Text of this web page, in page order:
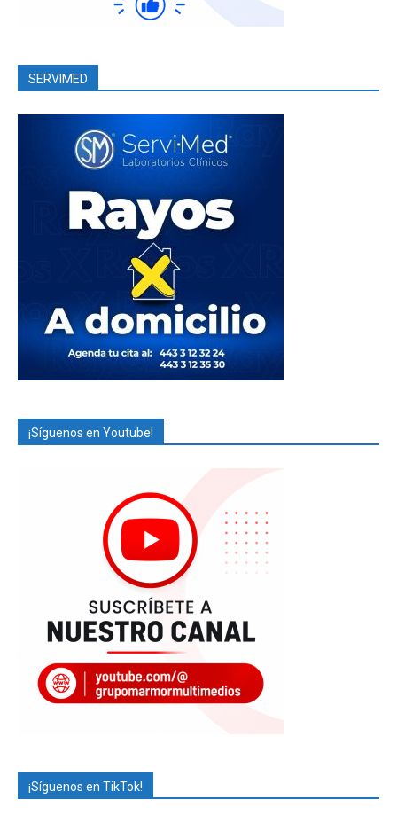
SERVIMED
¡Síguenos en Youtube!
¡Síguenos en TikTok!